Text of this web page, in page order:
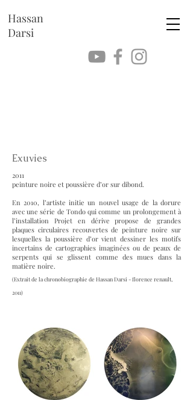
Hassan
Darsi
Exuvies
2011
peinture noire et poussière d’or sur dibond.
En 2010, l’artiste initie un nouvel usage de la dorure
avec une série de Tondo qui comme un prolongement à
l’installation Projet en dérive propose de grandes
plaques circulaires recouvertes de peinture noire sur
lesquelles la poussière d’or vient dessiner les motifs
incertains de cartographies imaginées ou de peaux de
serpents qui se glissent comme des mues dans la
matière noire.
(Extrait de la chronobiographie de Hassan Darsi - florence renault,
2011)